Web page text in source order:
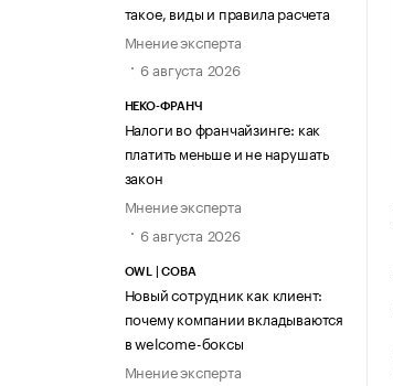
такое, виды и правила расчета
Мнение эксперта
6 августа 2026
НЕКО-ФРАНЧ
Налоги во франчайзинге: как
платить меньше и не нарушать
закон
Мнение эксперта
6 августа 2026
OWL | СОВА
Новый сотрудник как клиент:
почему компании вкладываются
в welcome-боксы
Мнение эксперта